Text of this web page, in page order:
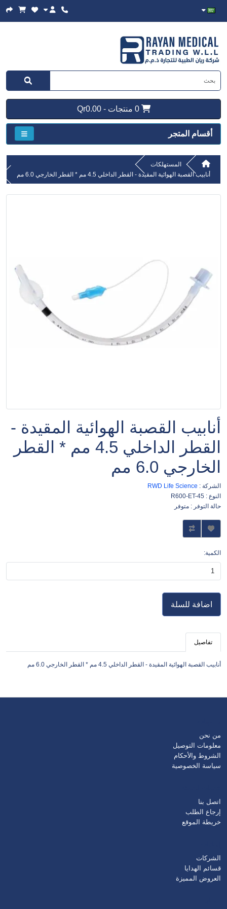
0 منتجات - Qr0.00
أقسام المتجر
المستهلكات
أنابيب القصبة الهوائية المقيدة - القطر الداخلي 4.5 مم * القطر الخارجي 6.0 مم
أنابيب القصبة الهوائية المقيدة -
القطر الداخلي 4.5 مم * القطر
الخارجي 6.0 مم
الشركة : RWD Life Science
النوع : R600-ET-45
حالة التوفر : متوفر
الكمية:
اضافة للسلة
تفاصيل
أنابيب القصبة الهوائية المقيدة - القطر الداخلي 4.5 مم * القطر الخارجي 6.0 مم
من نحن
معلومات التوصيل
الشروط والأحكام
سياسة الخصوصية
اتصل بنا
إرجاع الطلب
خريطة الموقع
الشركات
قسائم الهدايا
العروض المميزة